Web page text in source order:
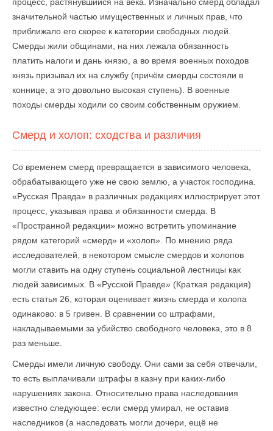
значительной частью имущественных и личных прав, что
приближало его скорее к категории свободных людей.
Смерды жили общинами, на них лежала обязанность
платить налоги и дань князю, а во время военных походов
князь призывал их на службу (причём смерды состояли в
коннице, а это довольно высокая ступень). В военные
походы смерды ходили со своим собственным оружием.
Смерд и холоп: сходства и различия
Со временем смерд превращается в зависимого человека,
обрабатывающего уже не свою землю, а участок господина.
«Русская Правда» в различных редакциях иллюстрирует этот
процесс, указывая права и обязанности смерда. В
«Пространной редакции» можно встретить упоминание
рядом категорий «смерд» и «холоп». По мнению ряда
исследователей, в некотором смысле смердов и холопов
могли ставить на одну ступень социальной лестницы как
людей зависимых. В «Русской Правде» (Краткая редакция)
есть статья 26, которая оценивает жизнь смерда и холопа
одинаково: в 5 гривен. В сравнении со штрафами,
накладываемыми за убийство свободного человека, это в 8
раз меньше.
Смерды имели личную свободу. Они сами за себя отвечали,
то есть выплачивали штрафы в казну при каких-либо
нарушениях закона. Относительно права наследования
известно следующее: если смерд умирал, не оставив
наследников (а наследовать могли дочери, ещё не